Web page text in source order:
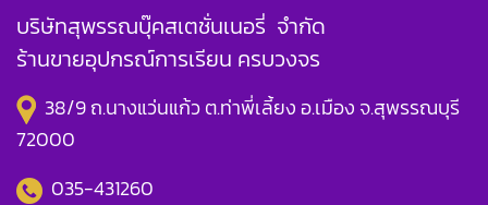
บริษัทสุพรรณบุ๊คสเตชั่นเนอรี่ จำกัด
ร้านขายอุปกรณ์การเรียน ครบวงจร
38/9 ถ.นางแว่นแก้ว ต.ท่าพี่เลี้ยง อ.เมือง จ.สุพรรณบุรี
72000
035-431260